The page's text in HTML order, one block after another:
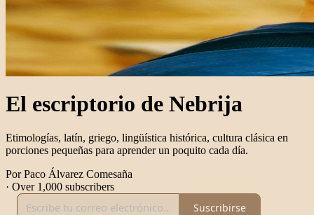
El escriptorio de Nebrija
Etimologías, latín, griego, lingüística histórica, cultura clásica en
porciones pequeñas para aprender un poquito cada día.
Por Paco Álvarez Comesaña
· Over 1,000 subscribers
Suscribirse